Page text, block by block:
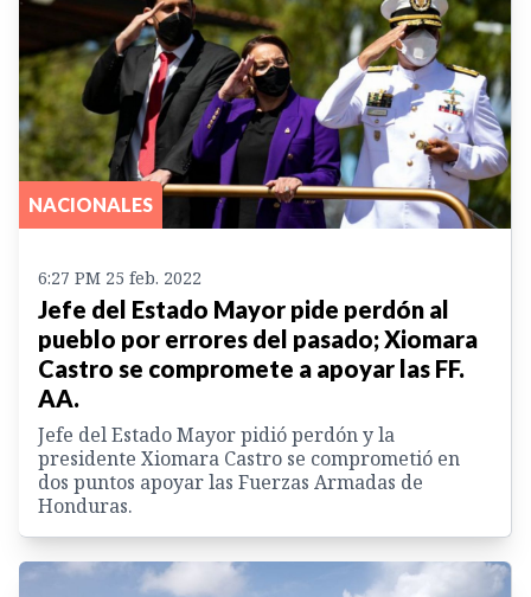
NACIONALES
6:27 PM 25 feb. 2022
Jefe del Estado Mayor pide perdón al
pueblo por errores del pasado; Xiomara
Castro se compromete a apoyar las FF.
AA.
Jefe del Estado Mayor pidió perdón y la
presidente Xiomara Castro se comprometió en
dos puntos apoyar las Fuerzas Armadas de
Honduras.